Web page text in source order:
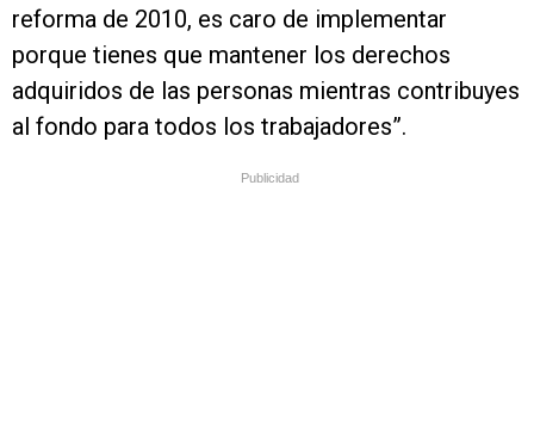
reforma de 2010, es caro de implementar
porque tienes que mantener los derechos
adquiridos de las personas mientras contribuyes
al fondo para todos los trabajadores”.
Publicidad